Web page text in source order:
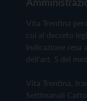
Vita Trentina
cui al decreto
Indicazione resa
dell'art. 5 del
Vita Trentina,
Settimanali